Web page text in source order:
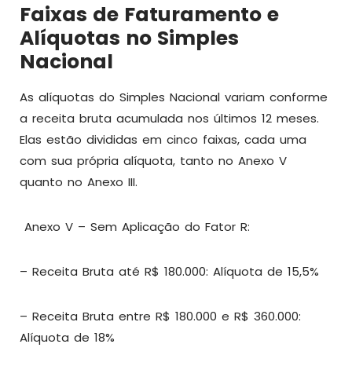
Faixas de Faturamento e
Alíquotas no Simples
Nacional
As alíquotas do Simples Nacional variam conforme
a receita bruta acumulada nos últimos 12 meses.
Elas estão divididas em cinco faixas, cada uma
com sua própria alíquota, tanto no Anexo V
quanto no Anexo III.
Anexo V – Sem Aplicação do Fator R:
– Receita Bruta até R$ 180.000: Alíquota de 15,5%
– Receita Bruta entre R$ 180.000 e R$ 360.000:
Alíquota de 18%